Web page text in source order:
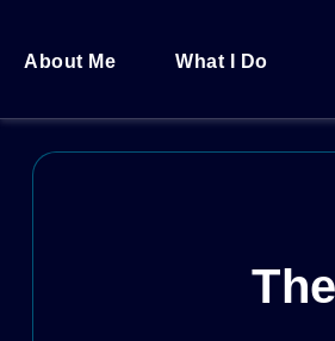
About Me What I Do